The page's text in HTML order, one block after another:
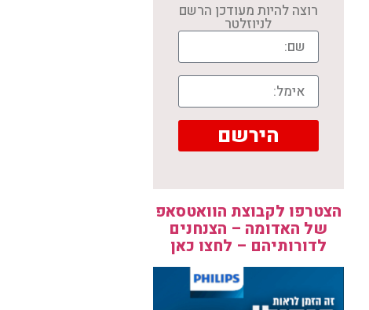
רוצה להיות מעודכן הרשם
לניוזלטר
הירשם
הצטרפו לקבוצת הוואטסאפ
של האדומה – הצנחנים
לדורותיהם – לחצו כאן